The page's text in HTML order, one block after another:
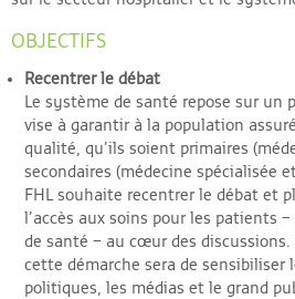
OBJECTIFS
Recentrer le débat
Le système de santé repose sur un
vise à garantir à la population
qualité, qu’ils soient primaires
secondaires (médecine spécialisée
FHL souhaite recentrer le débat et
l’accès aux soins pour les patients
de santé – au cœur des
cette démarche sera de sensibiliser
politiques, les médias et le grand